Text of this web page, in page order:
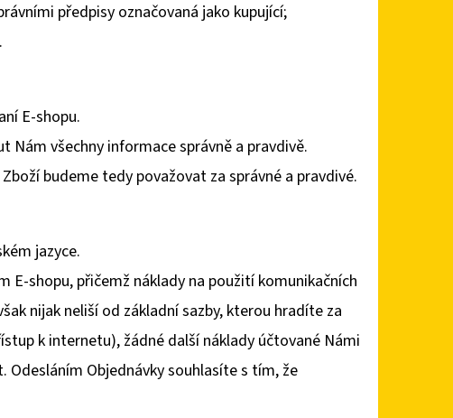
předpisy označovaná jako kupující;
E-shopu.
Nám všechny informace správně a pravdivě.
budeme tedy považovat za správné a pravdivé.
jazyce.
E-shopu, přičemž náklady na použití komunikačních
nijak neliší od základní sazby, kterou hradíte za
k internetu), žádné další náklady účtované Námi
Odesláním Objednávky souhlasíte s tím, že